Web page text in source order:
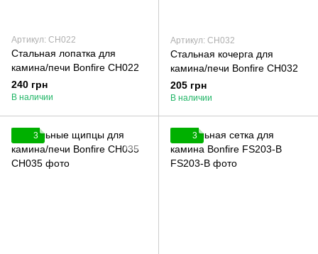
Артикул: СН022
Стальная лопатка для
камина/печи Bonfire СН022
240 грн
В наличии
Артикул: СН032
Стальная кочерга для
камина/печи Bonfire СН032
205 грн
В наличии
3 3